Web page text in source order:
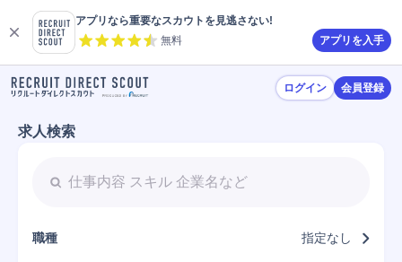
アプリなら重要なスカウトを見逃さない!
無料
アプリを入手
ログイン 会員登録
求人検索
職種 指定なし